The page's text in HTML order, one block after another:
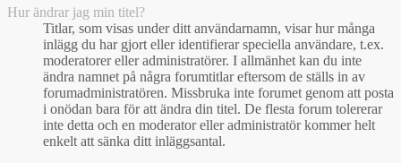
Hur ändrar jag min titel?
Titlar, som visas under ditt användarnamn, visar hur många
inlägg du har gjort eller identifierar speciella användare, t.ex.
moderatorer eller administratörer. I allmänhet kan du inte
ändra namnet på några forumtitlar eftersom de ställs in av
forumadministratören. Missbruka inte forumet genom att posta
i onödan bara för att ändra din titel. De flesta forum tolererar
inte detta och en moderator eller administratör kommer helt
enkelt att sänka ditt inläggsantal.